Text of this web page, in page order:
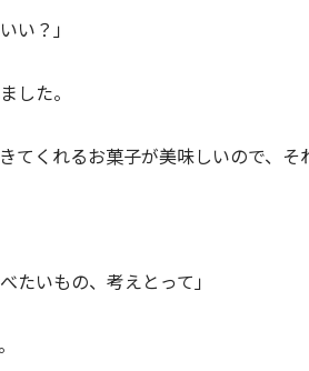
い？」
した。
てくれるお菓子が美味しいので、そ
たいもの、考えとって」